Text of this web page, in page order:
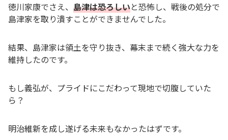
徳川家康でさえ、 島津は恐ろしいと恐怖し、戦後の処分で
島津家を取り潰すことができませんでした。
結果、島津家は領土を守り抜き、幕末まで続く強大な力を
維持したのです。
もし義弘が、プライドにこだわって現地で切腹していた
ら？
明治維新を成し遂げる未来もなかったはずです。